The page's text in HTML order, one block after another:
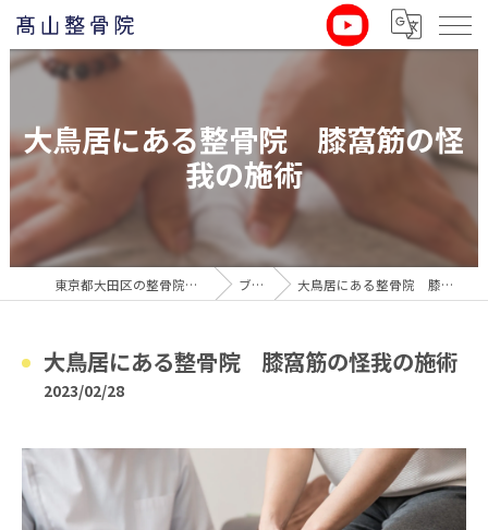
大鳥居にある整骨院 膝窩筋の怪
我の施術
東京都大田区の整骨院なら髙山整骨院 ブログ 大鳥居にある整骨院 膝窩筋の怪我の施術
大鳥居にある整骨院 膝窩筋の怪我の施術
2023/02/28